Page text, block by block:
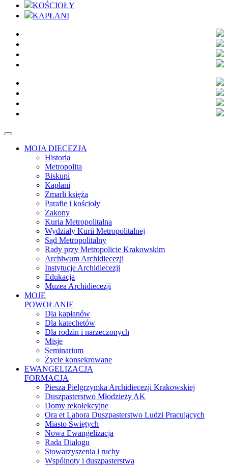
KOŚCIOŁY
KAPŁANI
MOJA DIECEZJA
Historia
Metropolita
Biskupi
Kapłani
Zmarli księża
Parafie i kościoły
Zakony
Kuria Metropolitalna
Wydziały Kurii Metropolitalnej
Sąd Metropolitalny
Rady przy Metropolicie Krakowskim
Archiwum Archidiecezji
Instytucje Archidiecezji
Edukacja
Muzea Archidiecezji
MOJE
POWOŁANIE
Dla kapłanów
Dla katechetów
Dla rodzin i narzeczonych
Misje
Seminarium
Życie konsekrowane
EWANGELIZACJA
FORMACJA
Piesza Pielgrzymka Archidiecezji Krakowskiej
Duszpasterstwo Młodzieży AK
Domy rekolekcyjne
Ora et Labora Duszpasterstwo Ludzi Pracujących
Miasto Świętych
Nowa Ewangelizacja
Rada Dialogu
Stowarzyszenia i ruchy
Wspólnoty i duszpasterstwa